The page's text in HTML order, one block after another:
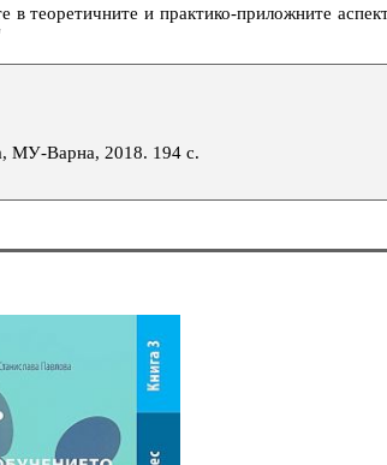
теоретичните и практико-приложните
МУ-Варна, 2018. 194 с.